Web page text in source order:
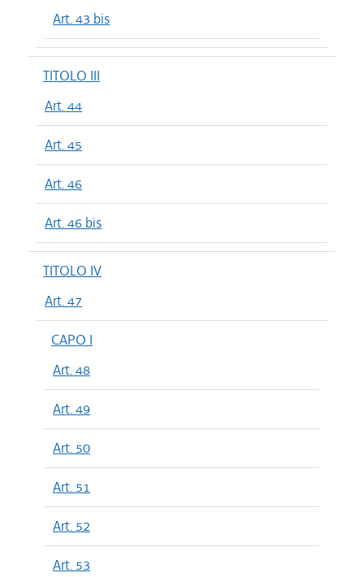
Art. 43 bis
TITOLO III
Art. 44
Art. 45
Art. 46
Art. 46 bis
TITOLO IV
Art. 47
CAPO I
Art. 48
Art. 49
Art. 50
Art. 51
Art. 52
Art. 53